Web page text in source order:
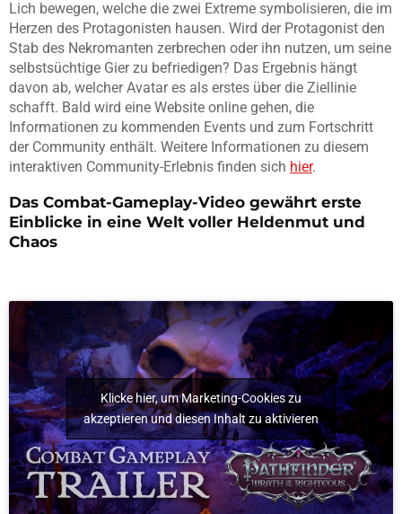
Lich bewegen, welche die zwei Extreme symbolisieren, die im
Herzen des Protagonisten hausen. Wird der Protagonist den
Stab des Nekromanten zerbrechen oder ihn nutzen, um seine
selbstsüchtige Gier zu befriedigen? Das Ergebnis hängt
davon ab, welcher Avatar es als erstes über die Ziellinie
schafft. Bald wird eine Website online gehen, die
Informationen zu kommenden Events und zum Fortschritt
der Community enthält. Weitere Informationen zu diesem
interaktiven Community-Erlebnis finden sich hier.
Das Combat-Gameplay-Video gewährt erste
Einblicke in eine Welt voller Heldenmut und
Chaos
Klicke hier, um Marketing-Cookies zu
akzeptieren und diesen Inhalt zu aktivieren